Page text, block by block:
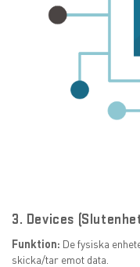
3. Devices
Funktion: De fysiska
skicka/tar emot data.